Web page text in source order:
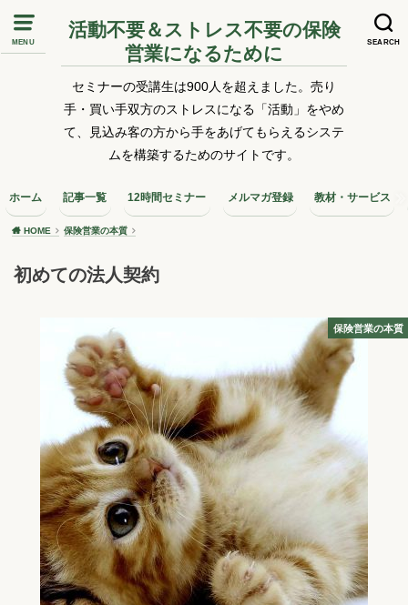
MENU SEARCH
活動不要＆ストレス不要の保険
営業になるために
セミナーの受講生は900人を超えました。売り
手・買い手双方のストレスになる「活動」をやめ
て、見込み客の方から手をあげてもらえるシステ
ムを構築するためのサイトです。
ホーム 記事一覧 12時間セミナー メルマガ登録 教材・サービス
HOME 保険営業の本質
初めての法人契約
保険営業の本質